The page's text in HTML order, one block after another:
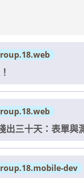
三十天：表單與
dev